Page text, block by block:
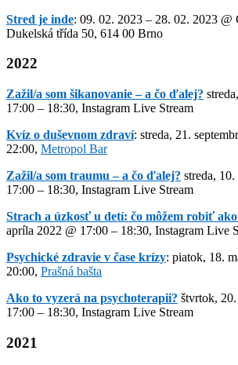
Stred je inde: 09. 02. 2023 – 28. 02. 2023 @
Dukelská třída 50, 614 00 Brno
2022
Zažil/a som šikanovanie– a čo ďalej?
17:00 – 18:30, Instagram Live Stream
Kvíz o duševnom zdraví: streda, 21.
22:00, Metropol Bar
Zažil/a som traumu – a čo ďalej? streda,
17:00 – 18:30, Instagram Live Stream
Strach a úzkosť u detí: čo môžem robiť
apríla 2022 @ 17:00 – 18:30, Instagram Live
Psychické zdravie v čase krízy: piatok, 18.
20:00, Prašná bašta
Ako to vyzerá na psychoterapii? štvrtok,
17:00 – 18:30, Instagram Live Stream
2021